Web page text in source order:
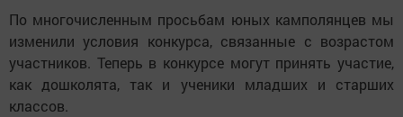
По многочисленным просьбам юных камполянцев мы
изменили условия конкурса, связанные с возрастом
участников. Теперь в конкурсе могут принять участие,
как дошколята, так и ученики младших и старших
классов.